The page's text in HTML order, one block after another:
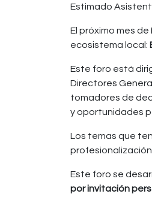
Estimado
El próximo mes
ecosistema local:
Este foro está
Directores
tomadores de
y oportunidades
Los temas que
Este foro se
por invitación